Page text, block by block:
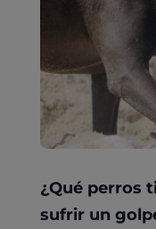
¿Qué perros
sufrir un